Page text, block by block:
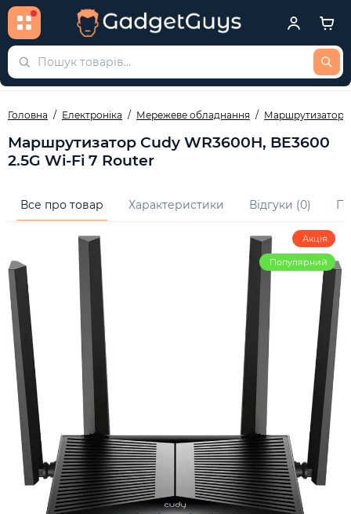
Головна Електроніка Мережеве обладнання Маршрутизатори
Маршрутизатор Cudy WR3600H, BE3600
2.5G Wi-Fi 7 Router
Все про товар Характеристики Відгуки (0)
Акція
Популярний